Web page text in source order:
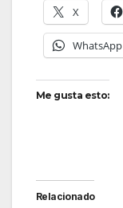
X
WhatsApp
Me gusta esto:
Relacionado